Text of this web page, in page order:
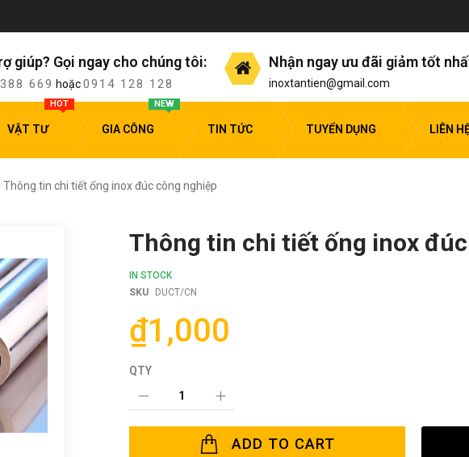
giúp? Gọi ngay cho chúng tôi:
669 hoặc0914 128 128
Nhận ngay ưu đãi giảm tốt
inoxtantien@gmail.com
VẬT TƯ
HOT
GIA CÔNG
NEW
TIN TỨC TUYỂN DỤNG LIÊN
Thông tin chi tiết ống inox đúc công nghiệp
Thông tin chi tiết ống inox
IN STOCK
SKU
DUCT/CN
₫1,000
QTY
ADD TO CART